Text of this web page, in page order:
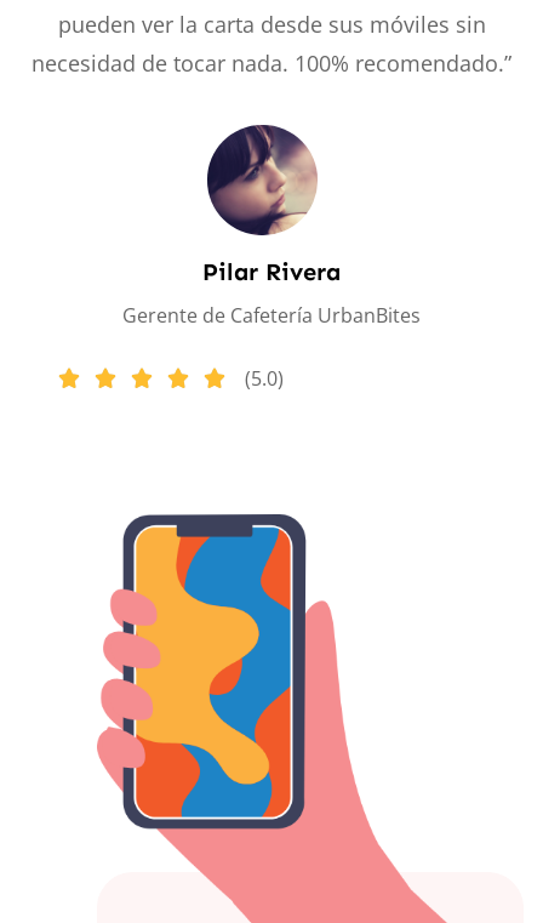
pueden ver la carta desde sus móviles sin
necesidad de tocar nada. 100% recomendado.”
Pilar Rivera
Gerente de Cafetería UrbanBites
     (5.0)